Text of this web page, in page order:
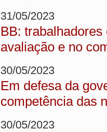
31/05/2023
BB:
avaliação e no
30/05/2023
Em defesa da
competência das
30/05/2023